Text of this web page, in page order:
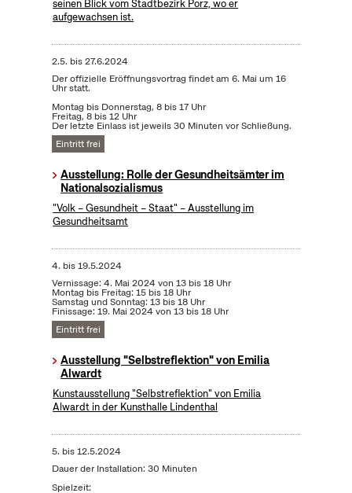
seinen Blick vom Stadtbezirk Porz, wo er
aufgewachsen ist.
2.5. bis27.6.2024
Der offizielle Eröffnungsvortrag findet am 6. Mai um 16
Uhr statt.
Montag bis Donnerstag, 8 bis 17 Uhr
Freitag, 8 bis 12 Uhr
Der letzte Einlass ist jeweils 30 Minuten vor Schließung.
Eintritt frei
Ausstellung: Rolle der Gesundheitsämter im
Nationalsozialismus
"Volk – Gesundheit – Staat" – Ausstellung im
Gesundheitsamt
4. bis19.5.2024
Vernissage: 4. Mai 2024 von 13 bis 18 Uhr
Montag bis Freitag: 15 bis 18 Uhr
Samstag und Sonntag: 13 bis 18 Uhr
Finissage: 19. Mai 2024 von 13 bis 18 Uhr
Eintritt frei
Ausstellung "Selbstreflektion" von Emilia
Alwardt
Kunstausstellung "Selbstreflektion" von Emilia
Alwardt in der Kunsthalle Lindenthal
5. bis12.5.2024
Dauer der Installation: 30 Minuten
Spielzeit: